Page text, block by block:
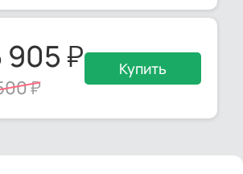
905 Купить